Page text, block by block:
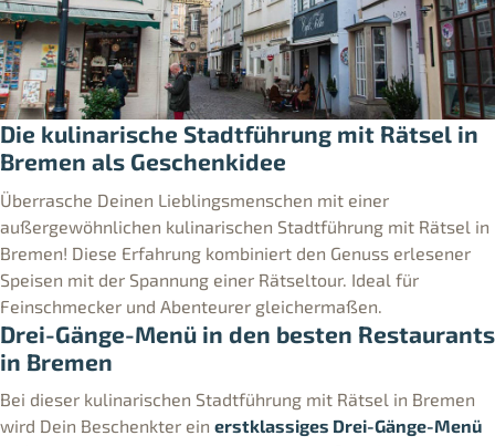
Die kulinarische Stadtführung mit Rätsel in
Bremen als Geschenkidee
Überrasche Deinen Lieblingsmenschen mit einer
außergewöhnlichen kulinarischen Stadtführung mit Rätsel in
Bremen! Diese Erfahrung kombiniert den Genuss erlesener
Speisen mit der Spannung einer Rätseltour. Ideal für
Feinschmecker und Abenteurer gleichermaßen.
Drei-Gänge-Menü in den besten Restaurants
in Bremen
Bei dieser kulinarischen Stadtführung mit Rätsel in Bremen
wird Dein Beschenkter ein erstklassiges Drei-Gänge-Menü